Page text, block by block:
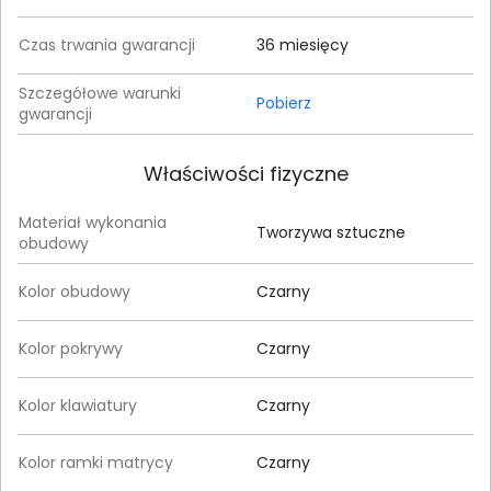
Czas trwania gwarancji 36 miesięcy
Szczegółowe warunki
gwarancji
Pobierz
Właściwości fizyczne
Materiał wykonania
obudowy
Tworzywa sztuczne
Kolor obudowy Czarny
Kolor pokrywy Czarny
Kolor klawiatury Czarny
Kolor ramki matrycy Czarny